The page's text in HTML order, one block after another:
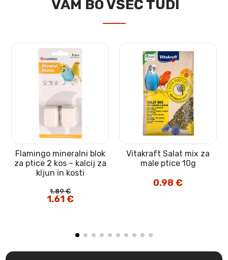
VAM BO VŠEČ TUDI
Flamingo mineralni blok
za ptice 2 kos – kalcij za
kljun in kosti
1.89€
Izvirna
cena
1.61€Trenutna
cena
Vitakraft Salat mix za
male ptice 10g
0.98€